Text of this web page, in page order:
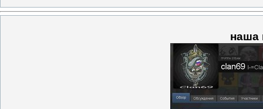
наша